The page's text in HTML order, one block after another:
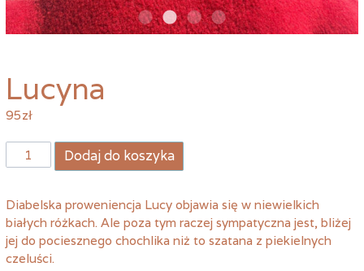
Lucyna
95zł
ilość
Lucyna
Dodaj do koszyka
Diabelska proweniencja Lucy objawia się w niewielkich
białych różkach. Ale poza tym raczej sympatyczna jest, bliżej
jej do pociesznego chochlika niż to szatana z piekielnych
czeluści.